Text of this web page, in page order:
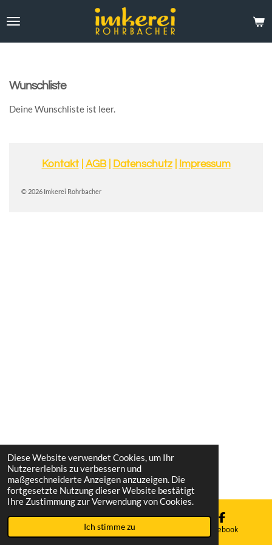
Diese Website verwendet Cookies, um Ihr
Nutzererlebnis zu verbessern und
maßgeschneiderte Anzeigen anzuzeigen. Die
fortgesetzte Nutzung dieser Website bestätigt
Ihre Zustimmung zur Verwendung von Cookies.
Ich stimme zu
Hauptinhalt
Wunschliste
Deine Wunschliste ist leer.
Kontakt| AGB| Datenschutz| Impressum
© 2026 Imkerei Rohrbacher
Karte Facebook